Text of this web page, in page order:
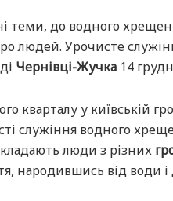
теми, до водного
людей. Урочисте
Чернівці-Жучка 14
кварталу у київській
служіння водного
люди з різних
народившись від води і